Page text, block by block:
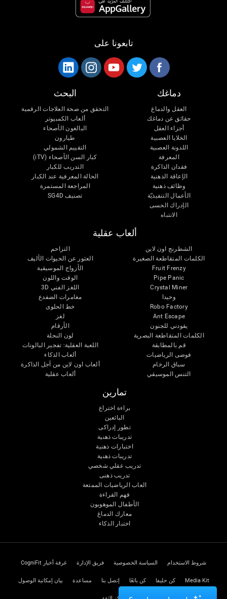
تابعونا على
دماغك
العقل والدماغ
حقائق عن دماغك
أجزاء العقل
الخلايا العصبية
اللدونة العصبية
المعرفة
فقدان الذاكرة
الإعاقة الذهنية
وظائف ذهنية
الأعمال التنفيذيّة
الإدراك الحسى
الانتباه
البحث
التحقق من صحة العلاجات الرقمية
ألعاب الكمبيوتر
البالغون الأصحاء
طيارون
التقييم الشمولي
كبار السن الأصحاء (iTV)
التدريب للكبار
الحالة المعرفية عند الكبار
المراجعة المستمرة
تصنيف SG4D
ألعاب عقلية
الشطرنج اون لاين
الكلمات المتقاطعة الصغيرة
Fruit Frenzy
Pipe Panic
Crystal Miner
وحيدا
Robo Factory
Ant Escape
يقودني للجنون
الكلمات المتقاطعة البصرية
قم بالمطابقة
فوضى الرياضيات
سباق الرخام
التنس الموسيقي
التزاحم
العثور عن الحيوات الأليف
الأزواج الموسيقية
الوقت واللون
اللغز الفني 3D
مغامرات الضفدع
خط الحلوى
لغز
الأرقام
لون النحلة
اللعبة العقلية: تفجير البالونات
ألعاب الذكاء
ألعاب اون لاين من آجل الذاكرة
ألعاب عقلية
تمارين
براءة اختراع
البائعين
تطور إدراكى
تدريبات ذهنية
اختبارات ذهنية
تدريبات ذهنية
تدريب عقلي شخصي
تدريب ذهنى
العاب الرياضيات الممتعة
فهم القراءة
الأطفال الموهوبون
معارك الدماغ
اختبار الذكاء
شروط الاستخدام السياسة الخصوصية فريق الإدارة غرفة أخبار CogniFit
Media Kit كن حليفا كن بائعًا إتصل بنا مساعدة بيان إمكانية الوصول